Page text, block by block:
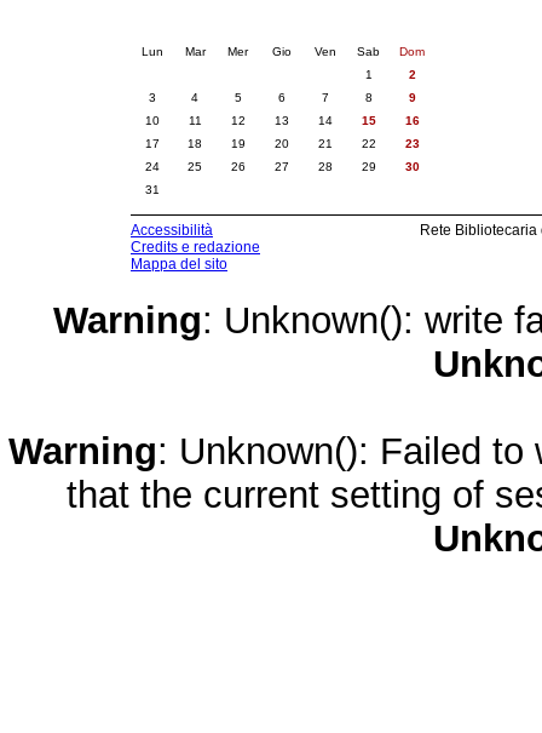
Lun Mar Mer Gio Ven Sab
Dom
1
2
3
4 5 6 7 8
9
10
11 12 13 14 15
16
17
18 19 20 21 22
23
24
25 26 27 28 29
30
31
Accessibilità
Credits e redazione
Mappa del sito
Rete
Warning: Unknown(): write
Warning: Unknown(): Failed
that the current setting of